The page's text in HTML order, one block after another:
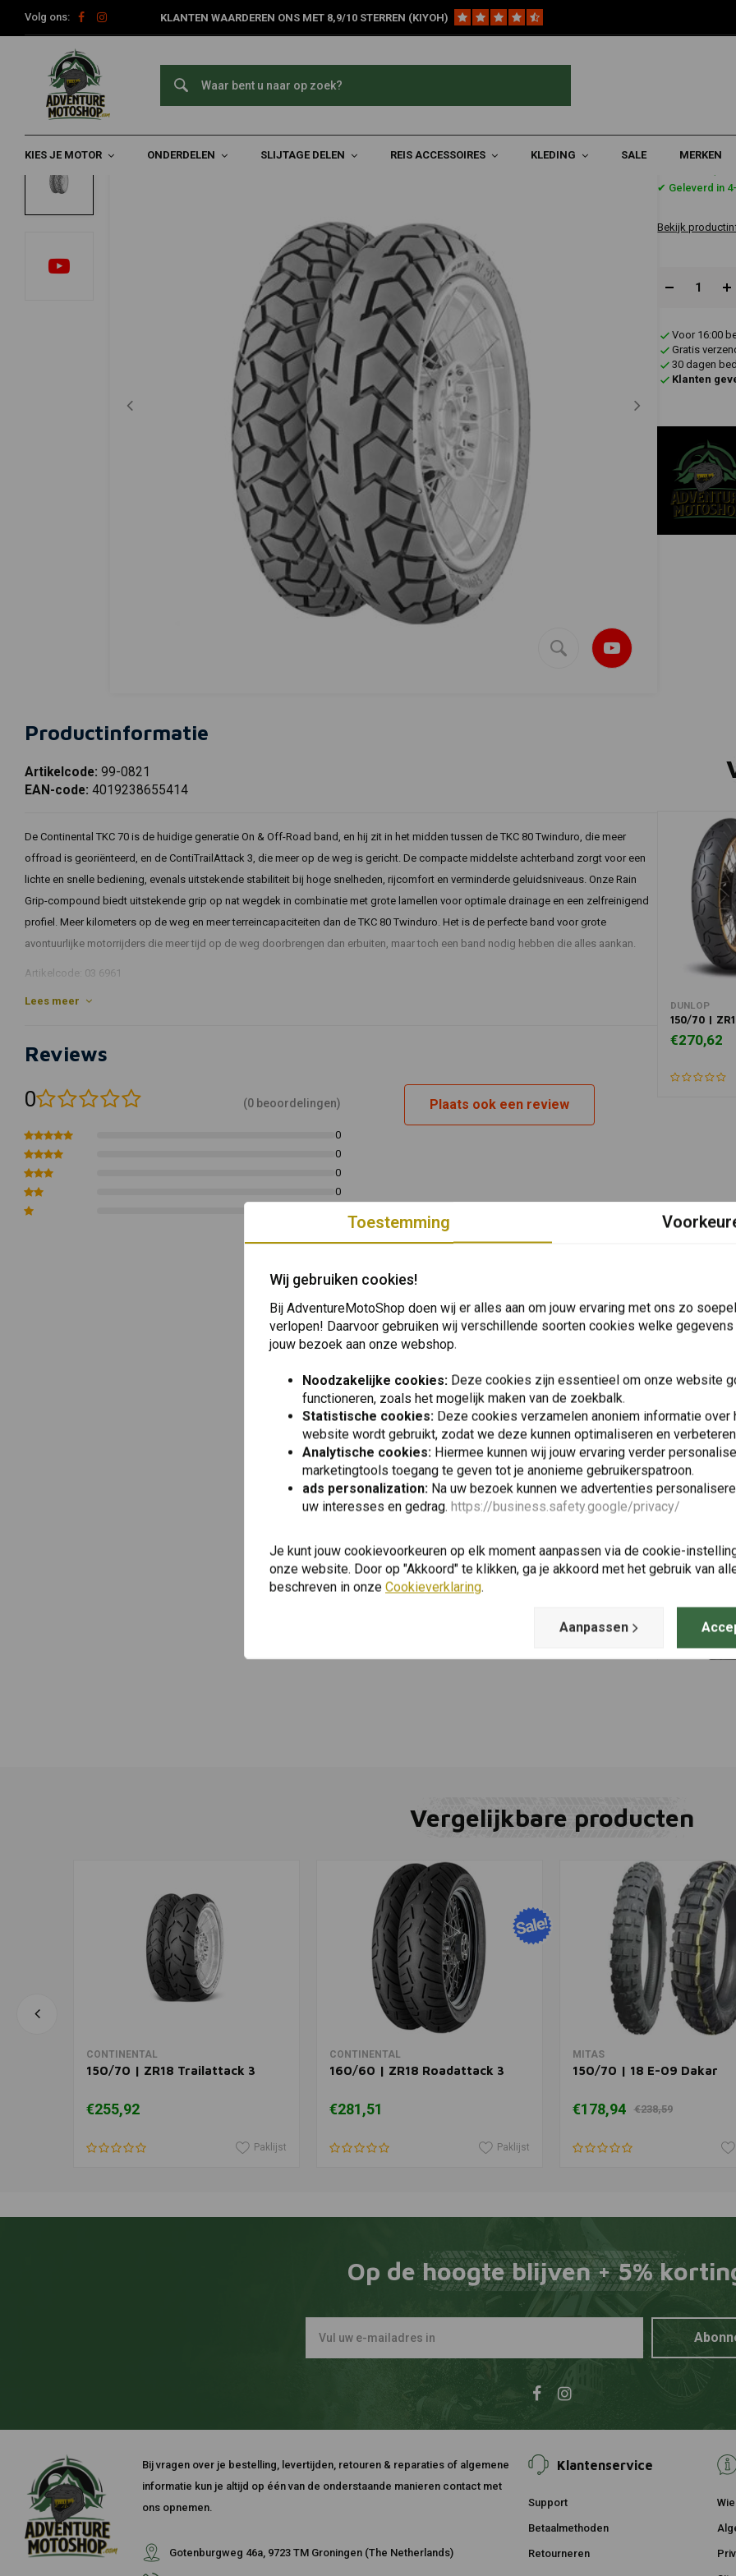
Volg ons: KLANTEN WAARDEREN ONS MET 8,9/10 STERREN (KIYOH)
KIES JE MOTOR ONDERDELEN SLIJTAGE DELEN REIS ACCESSOIRES KLEDING SALE MERKEN
Home Slijtage Delen Banden Sport-/straatbanden 18 inch Sport-/Straatbanden 150/70 | R18 TKC70
CONTINENTAL
150/70 | R18 TKC70
0/5 (0 reviews)
€244,95
✔ Geleverd in
Bekijk
Voor 16:00
Gratis
30 dagen
Klanten
Productinformatie
Artikelcode: 99-0821
EAN-code: 4019238655414
De Continental TKC 70 is de huidige generatie On & Off-Road band, en hij zit in het midden tussen de TKC 80 Twinduro, die meer
offroad is georiënteerd, en de ContiTrailAttack 3, die meer op de weg is gericht. De compacte middelste achterband zorgt voor een
lichte en snelle bediening, evenals uitstekende stabiliteit bij hoge snelheden, rijcomfort en verminderde geluidsniveaus. Onze Rain
Grip-compound biedt uitstekende grip op nat wegdek in combinatie met grote lamellen voor optimale drainage en een zelfreinigend
profiel. Meer kilometers op de weg en meer terreincapaciteiten dan de TKC 80 Twinduro. Het is de perfecte band voor grote
avontuurlijke motorrijders die meer tijd op de weg doorbrengen dan erbuiten, maar toch een band nodig hebben die alles aankan.
Artikelcode: 03 6961
Lees meer
Reviews
0 (0 beoordelingen)
0
0
0
0
Plaats ook een review
DUNLOP
150/70 |
€270,62
€173,11
100/80 |
€119,72
Vergelijkbare producten
In winkelwagen
CONTINENTAL
150/70 | ZR18 Trailattack 3
€255,92
Paklijst
In winkelwagen
CONTINENTAL
160/60 | ZR18 Roadattack 3
€281,51
Paklijst
MITAS
150/70 | 18 E-09 Dakar
€178,94 €238,59
Op de hoogte blijven + 5%
Bij vragen over je bestelling, levertijden, retouren & reparaties of algemene
informatie kun je altijd op één van de onderstaande manieren contact met
ons opnemen.
Gotenburgweg 46a, 9723 TM Groningen (The Netherlands)
Klantenservice
Support
Betaalmethoden
Retourneren
Toestemming
Wij gebruiken cookies!
Bij AdventureMotoShop doen wij er alles aan om jouw ervaring met ons zo
verlopen! Daarvoor gebruiken wij verschillende soorten cookies welke
jouw bezoek aan onze webshop.
Noodzakelijke cookies: Deze cookies zijn essentieel om onze website
functioneren, zoals het mogelijk maken van de zoekbalk.
Statistische cookies: Deze cookies verzamelen anoniem informatie over
website wordt gebruikt, zodat we deze kunnen optimaliseren en
Analytische cookies: Hiermee kunnen wij jouw ervaring verder
marketingtools toegang te geven tot je anonieme gebruikerspatroon.
ads personalization: Na uw bezoek kunnen we advertenties
uw interesses en gedrag. https://business.safety.google/privacy/
Je kunt jouw cookievoorkeuren op elk moment aanpassen via de cookie-
onze website. Door op "Akkoord" te klikken, ga je akkoord met het gebruik van
beschreven in onze Cookieverklaring.
Aanpassen